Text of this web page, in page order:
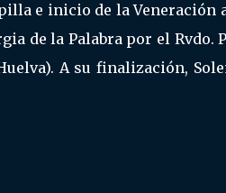
e inicio de la Veneración
de la Palabra por el Rvdo.
A su finalización,